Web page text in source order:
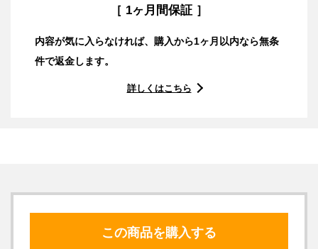
［ 1ヶ月間保証 ］
内容が気に入らなければ、購入から1ヶ月以内なら無条
件で返金します。
詳しくはこちら
この商品を購入する